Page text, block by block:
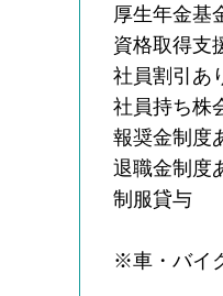
厚生年金基
資格取得支
社員割引あ
社員持ち株
報奨金制度
退職金制度
制服貸与
※車・バイ